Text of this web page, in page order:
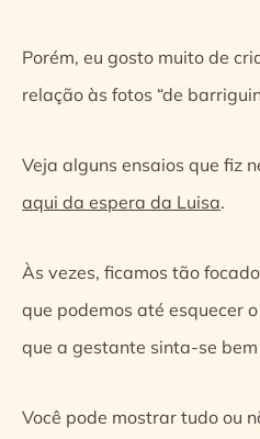
Porém, eu gosto muito de
relação às fotos “de
Veja alguns ensaios que fiz
aqui da espera da Luisa.
Às vezes, ficamos tão
que podemos até esquecer
que a gestante sinta-se
Você pode mostrar tudo ou